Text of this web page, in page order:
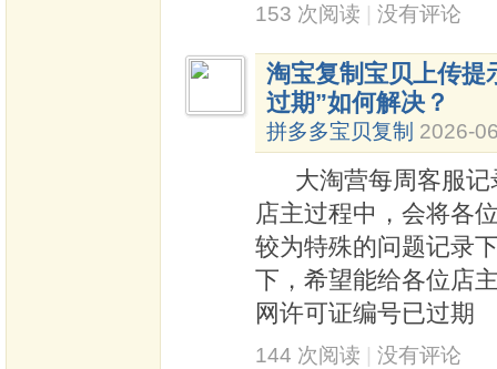
153 次阅读 没有评论
淘宝复制宝贝上传提
过期”如何解决？
拼多多宝贝复制 2026-
大淘营每周客服记
店主过程中，会将各
较为特殊的问题记录
下，希望能给各位
网许可证编号已过
144 次阅读 没有评论